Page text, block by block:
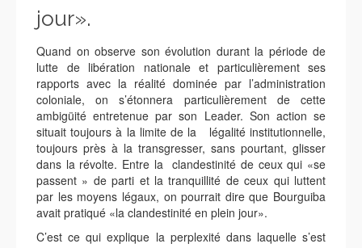
jour».
Quand on observe son évolution durant la période de
lutte de libération nationale et particulièrement ses
rapports avec la réalité dominée par l’administration
coloniale, on s’étonnera particulièrement de cette
ambigüité entretenue par son Leader. Son action se
situait toujours à la limite de la légalité institutionnelle,
toujours près à la transgresser, sans pourtant, glisser
dans la révolte. Entre la clandestinité de ceux qui «se
passent » de parti et la tranquillité de ceux qui luttent
par les moyens légaux, on pourrait dire que Bourguiba
avait pratiqué «la clandestinité en plein jour».
C’est ce qui explique la perplexité dans laquelle s’est